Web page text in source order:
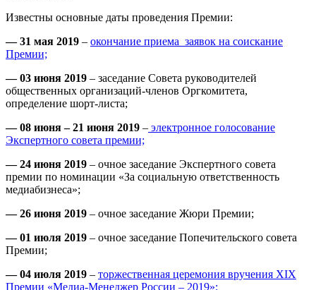
Известны основные даты проведения Премии:
— 31 мая 2019 – окончание приема заявок на соискание
Премии;
— 03 июня 2019 – заседание Совета руководителей
общественных организаций-членов Оргкомитета,
определение шорт-листа;
— 08 июня – 21 июня 2019 – электронное голосование
Экспертного совета премии;
— 24 июня 2019 – очное заседание Экспертного совета
премии по номинации «За социальную ответственность
медиабизнеса»;
— 26 июня 2019 – очное заседание Жюри Премии;
— 01 июля 2019 – очное заседание Попечительского совета
Премии;
— 04 июля 2019 – торжественная церемония вручения XIX
Премии «Медиа-Менеджер России – 2019»;